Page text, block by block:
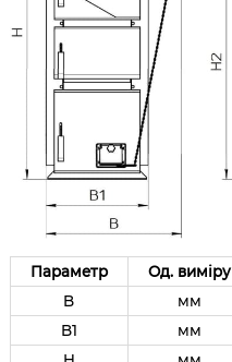
Параметр Од. виміру
B
мм
B1
мм